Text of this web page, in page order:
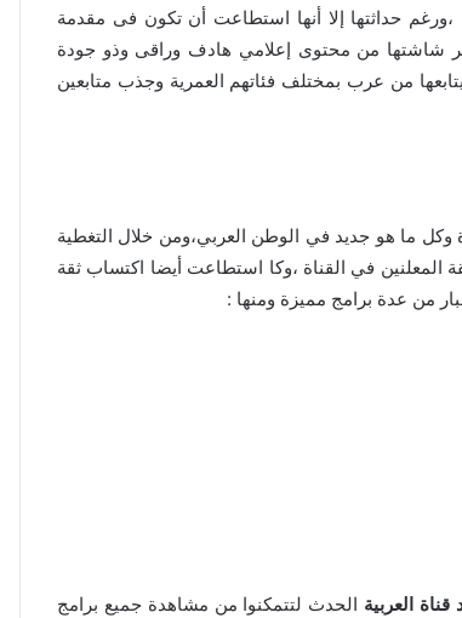
حداثتها إلا أنها استطاعت أن تكون فى مقدمة
شاشتها من محتوى إعلامي هادف وراقى وذو جودة
من عرب بمختلف فئاتهم العمرية وجذب متابعين
وكل ما هو جديد في الوطن العربي،ومن خلال التغطية
في القناة ،وكا استطاعت أيضا اكتساب ثقة
من عدة برامج مميزة ومنها :
قناة العربية الحدث لتتمكنوا من مشاهدة جميع برامج